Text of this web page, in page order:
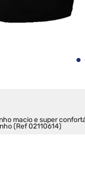
macio e super
(Ref 02110614)